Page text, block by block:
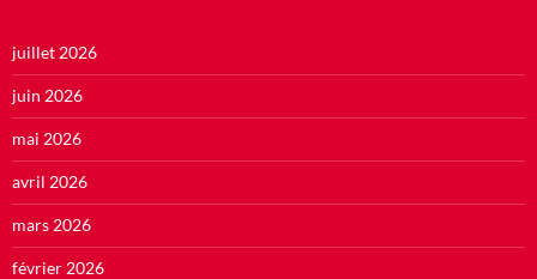
juillet 2026
juin 2026
mai 2026
avril 2026
mars 2026
février 2026